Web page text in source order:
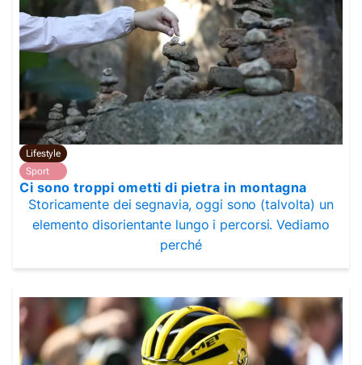
Lifestyle
Sport
Ci sono troppi ometti di pietra in montagna
Storicamente dei segnavia, oggi sono (talvolta) un
elemento disorientante lungo i percorsi. Vediamo
perché